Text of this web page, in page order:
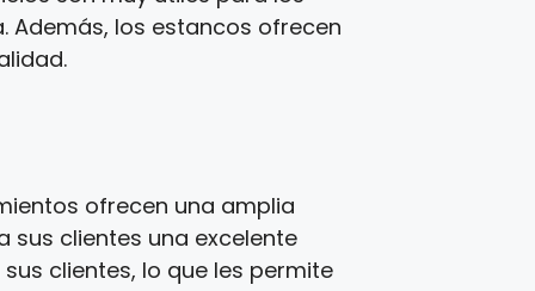
Además, los estancos ofrecen
ofrecen una amplia
clientes una excelente
clientes, lo que les permite